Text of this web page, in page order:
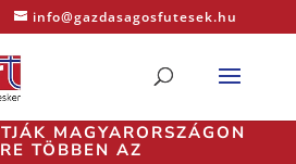
info@gazdasagosfutesek.hu
MAGYARORSZÁGON
TÖBBEN AZ